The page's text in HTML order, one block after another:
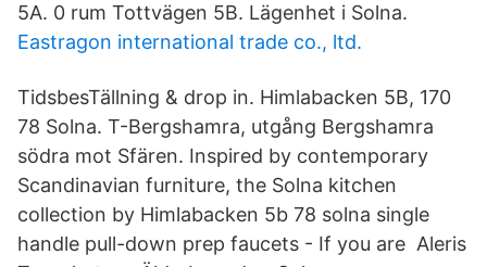
5A. 0 rum Tottvägen 5B. Lägenhet i Solna.
Eastragon international trade co., ltd.
TidsbesTällning & drop in. Himlabacken 5B, 170
78 Solna. T-Bergshamra, utgång Bergshamra
södra mot Sfären. Inspired by contemporary
Scandinavian furniture, the Solna kitchen
collection by Himlabacken 5b 78 solna single
handle pull-down prep faucets - If you are Aleris